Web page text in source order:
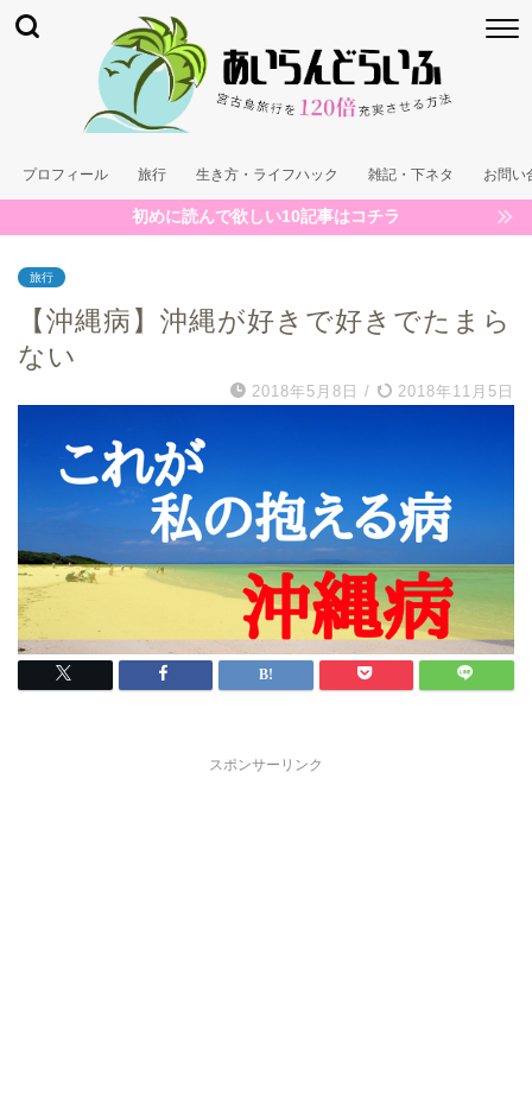
プロフィール 旅行 生き方・ライフハック 雑記・下ネタ お問い
初めに読んで欲しい10記事はコチラ
旅行
【沖縄病】沖縄が好きで好きでたまら
ない
2018年5月8日 / 2018年11月5日
スポンサーリンク